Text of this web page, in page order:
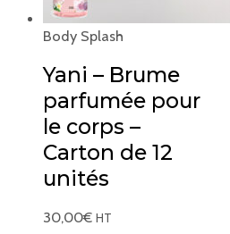
Body Splash
Yani – Brume
parfumée pour
le corps –
Carton de 12
unités
30,00€ HT